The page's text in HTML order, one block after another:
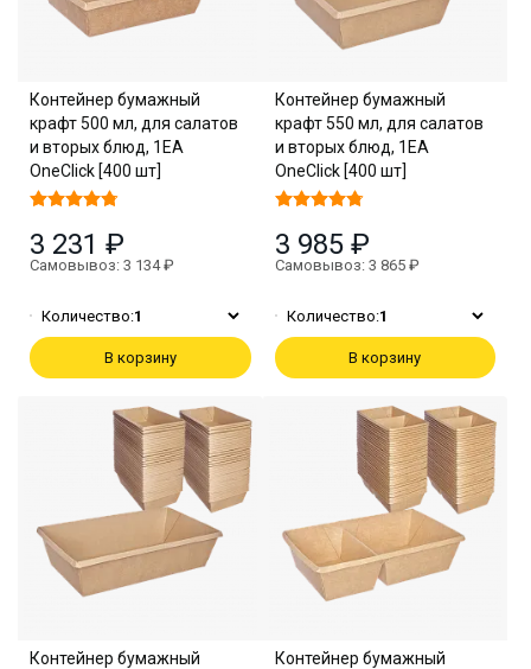
Контейнер бумажный
крафт 500 мл, для салатов
и вторых блюд, 1EA
OneClick [400 шт]
3 231 ₽
Самовывоз: 3 134 ₽
Количество:1
В корзину
Контейнер бумажный
крафт 550 мл, для салатов
и вторых блюд, 1EA
OneClick [400 шт]
3 985 ₽
Самовывоз: 3 865 ₽
Количество:1
В корзину
Контейнер бумажный
Контейнер бумажный